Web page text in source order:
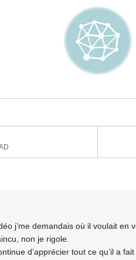
j’me demandais où il voulait en
non je rigole.
d’apprécier tout ce qu’il a